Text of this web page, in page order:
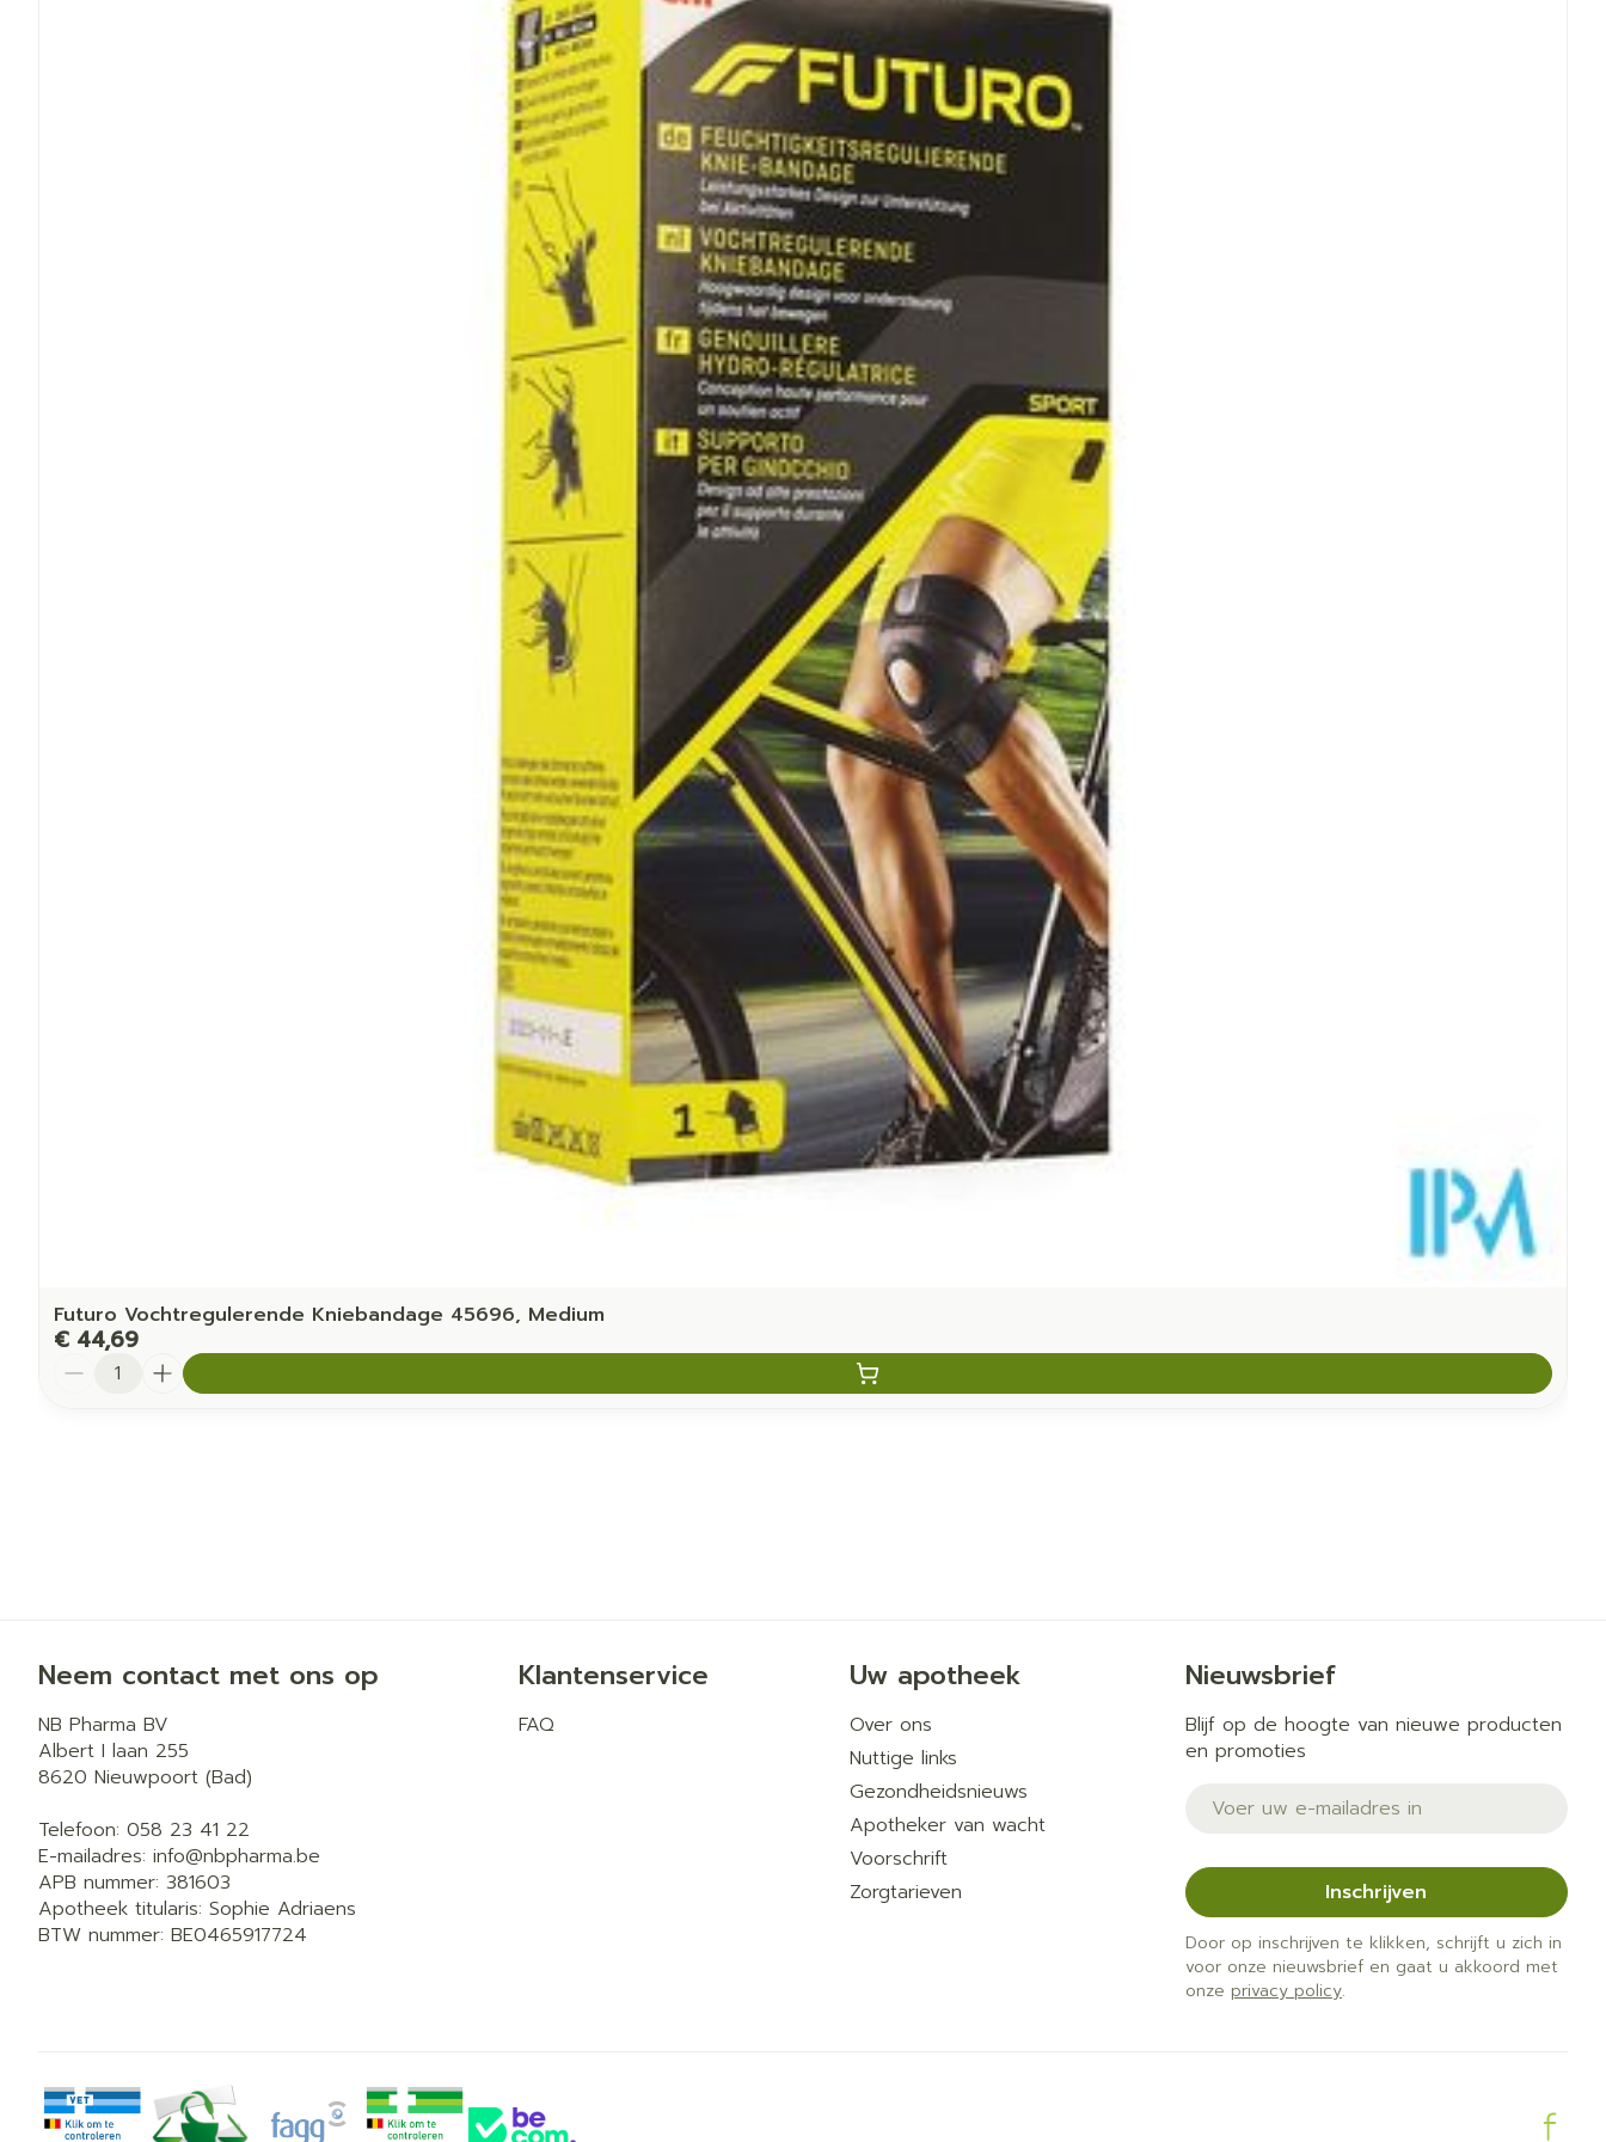
Behoud Kamertemperatuur (15°C - 25°C)
Futuro Vochtregulerende Kniebandage 45696, Medium
€ 44,69
Neem contact met ons op
NB Pharma BV
Albert I laan 255
8620 Nieuwpoort (Bad)
Telefoon: 058 23 41 22
E-mailadres: info@nbpharma.be
APB nummer: 381603
Apotheek titularis: Sophie Adriaens
BTW nummer: BE0465917724
Klantenservice
FAQ
Uw apotheek
Over ons
Nuttige links
Gezondheidsnieuws
Apotheker van wacht
Voorschrift
Zorgtarieven
Nieuwsbrief
Blijf op de hoogte van nieuwe producten
en promoties
E-mail adres
Inschrijven
Door op inschrijven te klikken, schrijft u zich in
voor onze nieuwsbrief en gaat u akkoord met
onze privacy policy.